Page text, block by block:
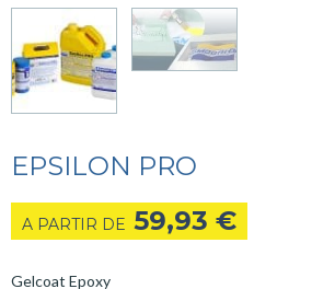
EPSILON PRO
A PARTIR DE 59,93 €
Gelcoat Epoxy